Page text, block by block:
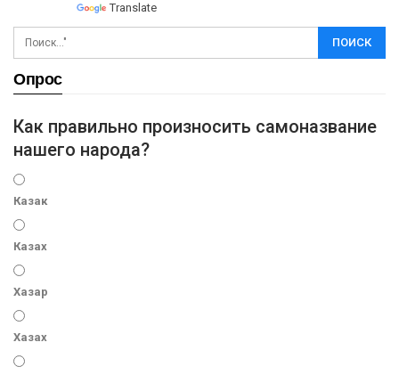
Translate
Опрос
Как правильно произносить самоназвание
нашего народа?
Казак
Казах
Хазар
Хазах